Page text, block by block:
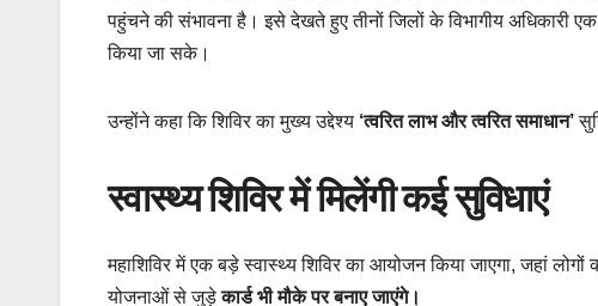
पहुंचने की संभावना है। इसे देखते हुए तीनों जिलों के विभागीय अधिकारी
किया जा सके।
उन्होंने कहा कि शिविर का मुख्य उद्देश्य ‘त्वरित लाभ और त्वरित समाधान’
स्वास्थ्य शिविर में मिलेंगी कई सुविधाएं
महाशिविर में एक बड़े स्वास्थ्य शिविर का आयोजन किया जाएगा, जहां लोगों
योजनाओं से जुड़ेकार्ड भी मौके पर बनाए जाएंगे।